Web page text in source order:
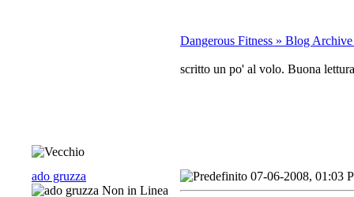
Dangerous Fitness » Blog
scritto un po' al volo. Buona
ado gruzza 07-06-2008, 01:03